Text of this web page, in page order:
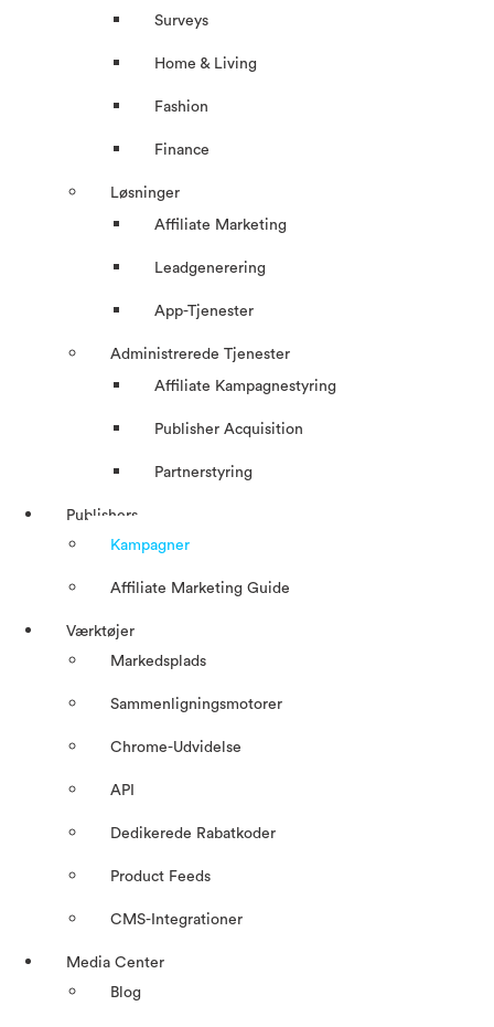
Surveys
Home & Living
Fashion
Finance
Løsninger
Affiliate Marketing
Leadgenerering
App-Tjenester
Administrerede Tjenester
Affiliate Kampagnestyring
Publisher Acquisition
Partnerstyring
Publishers
Kampagner
Affiliate Marketing Guide
Værktøjer
Markedsplads
Sammenligningsmotorer
Chrome-Udvidelse
API
Dedikerede Rabatkoder
Product Feeds
CMS-Integrationer
Media Center
Blog